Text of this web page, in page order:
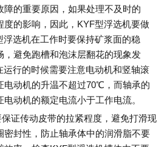
障的重要原因，如果处理不及时的
度的影响，因此，KYF型浮选机要做
选机在工作时要保持矿浆面的稳
，避免跑槽和泡沫层翻花的现象发
行的时候需要注意电动机和竖轴滚
电动机的升温不超过70℃，而轴承的
动机的额定电流小于工作电流。
证传动皮带的拉紧程度，避免打滑现
密封性，防止轴承体中的润滑脂不要